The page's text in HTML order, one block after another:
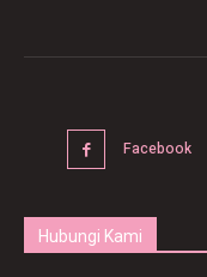
Facebook
Hubungi Kami